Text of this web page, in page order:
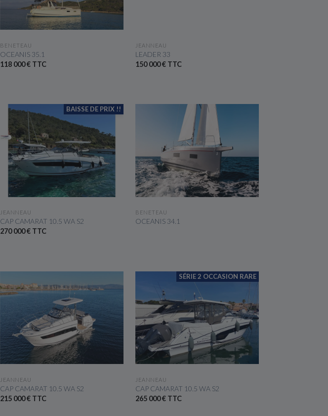
BENETEAU
OCEANIS 35.1
118 000 € TTC
JEANNEAU
LEADER 33
150 000 € TTC
BAISSE DE PRIX !!
JEANNEAU
CAP CAMARAT 10.5 WA S2
270 000 € TTC
BENETEAU
OCEANIS 34.1
JEANNEAU
CAP CAMARAT 10.5 WA S2
215 000 € TTC
SÉRIE 2 OCCASION RARE
JEANNEAU
CAP CAMARAT 10.5 WA S2
265 000 € TTC